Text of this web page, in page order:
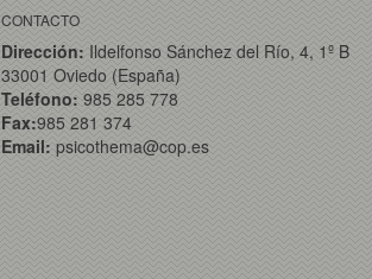
CONTACTO
Dirección: Ildelfonso Sánchez del Río, 4, 1º B
33001 Oviedo (España)
Teléfono: 985 285 778
Fax:985 281 374
Email: psicothema@cop.es